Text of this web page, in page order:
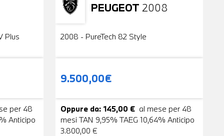
Plus
per 48
Anticipo
PEUGEOT 2008
Usato
2008 - PureTech 82 Style
9.500,00€
Oppure da: 145,00 € al mese per 48
mesi TAN 9,95% TAEG 10,64% Anticipo
3.800,00 €